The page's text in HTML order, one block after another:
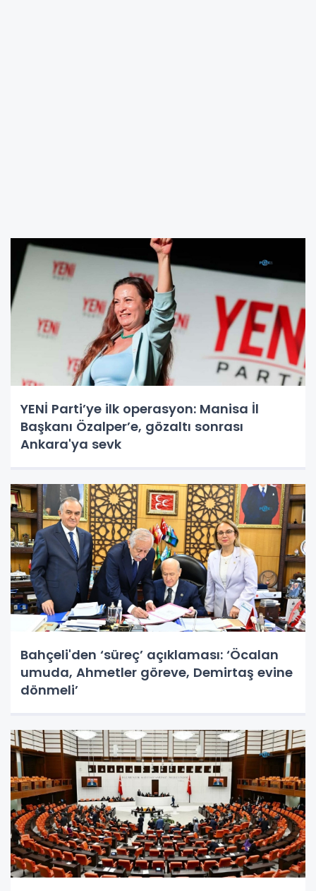
YENİ Parti’ye ilk operasyon: Manisa İl
Başkanı Özalper’e, gözaltı sonrası
Ankara'ya sevk
Bahçeli'den ‘süreç’ açıklaması: ‘Öcalan
umuda, Ahmetler göreve, Demirtaş evine
dönmeli’